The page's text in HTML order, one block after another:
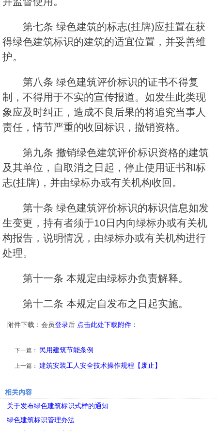
第七条 绿色建筑的标志(挂牌)应挂置在获
得绿色建筑标识的建筑的适宜位置，并妥善维
护。
第八条 绿色建筑评价标识的证书不得复
制，不得用于不实的宣传报道。如发生此类现
象应及时纠正，造成不良后果的将追究当事人
责任，情节严重的收回标识，撤销资格。
第九条 撤销绿色建筑评价标识资格的建筑
及其单位，自取消之日起，停止使用证书和标
志(挂牌)，并由绿标办或有关机构收回。
第十条 绿色建筑评价标识的标识信息如发
生变更，持有者须于10日内向绿标办或有关机
构报告，说明情况，由绿标办或有关机构进行
处理。
第十一条 本规定由绿标办负责解释。
第十二条 本规定自发布之日起实施。
附件下载：会员登录后 点击此处下载附件：
下一篇： 民用建筑节能条例
上一篇： 建筑安装工人安全技术操作规程【废止】
相关内容
关于发布绿色建筑标识式样的通知
绿色建筑标识管理办法